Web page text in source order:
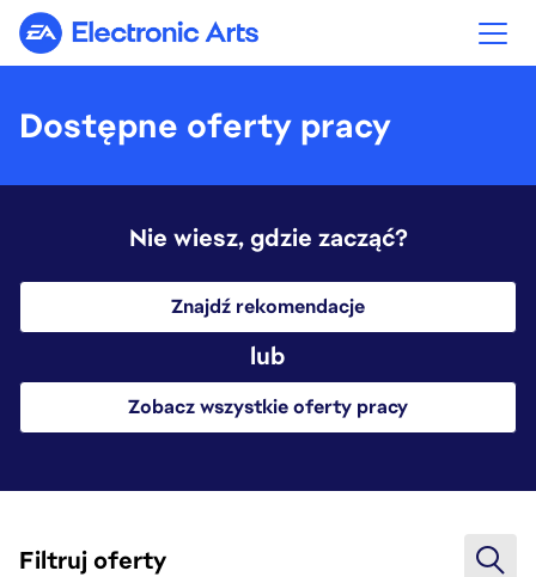
Electronic Arts
Dostępne oferty pracy
Nie wiesz, gdzie zacząć?
Znajdź rekomendacje
lub
Zobacz wszystkie oferty pracy
Filtruj oferty